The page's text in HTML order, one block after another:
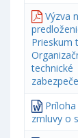
Výzva
Prieskum
technické
zmluvy o